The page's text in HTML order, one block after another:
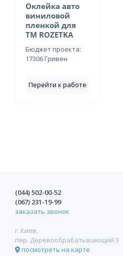
Оклейка авто
виниловой
пленкой для
ТМ ROZETKA
Бюджет проекта:
17306 Гривен
Перейти к работе
(044)502-00-52
(067) 231-19-99
заказать звонок
г. Киев,
пер. Деревообрабатывающий 3
посмотреть на карте